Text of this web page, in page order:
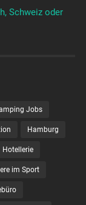
Schweiz oder
Jobs
Hamburg
Hotellerie
im Sport